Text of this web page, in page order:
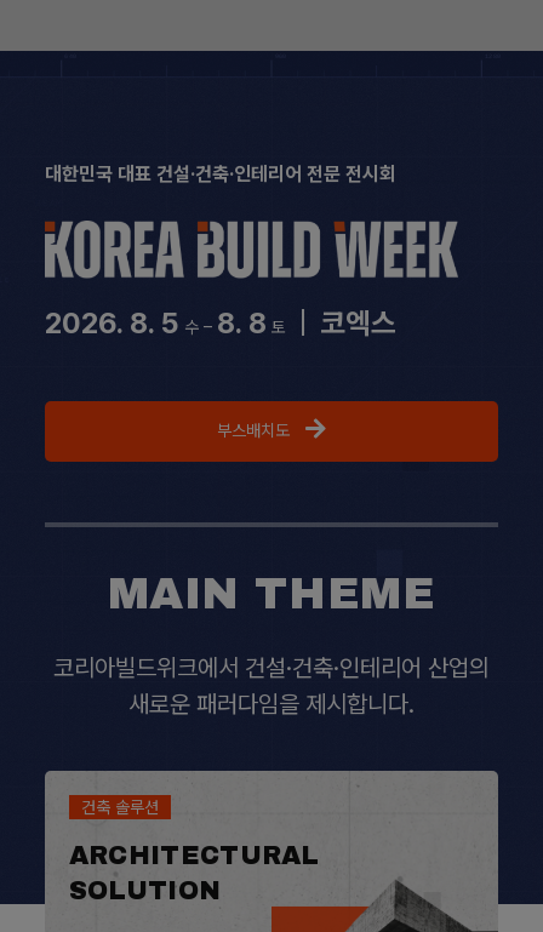
대한민국 대표 건설·건축·인테리어 전문 전시회
2026. 8. 5 수 – 8. 8 토 코엑스
부스배치도
MAIN THEME
코리아빌드위크에서 건설·건축·인테리어 산업의
새로운 패러다임을 제시합니다.
건축 솔루션
ARCHITECTURAL
SOLUTION